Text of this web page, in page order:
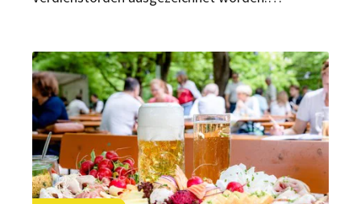
„Dehoga Bayern“-Vizepräsidenten für das
Gastgewerbe, die bayerische Wirtschaft und die
regionale Wirtschaftsentwicklung.